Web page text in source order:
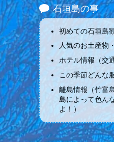
石垣島の事
初めての石垣島
人気のお土産物
ホテル情報（交
この季節どんな
離島情報（竹富
島によって色ん
よ！）